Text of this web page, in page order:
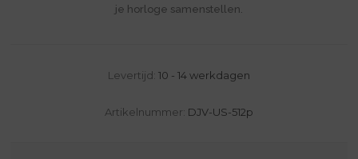
je horloge samenstellen.
Levertijd: 10 - 14 werkdagen
Artikelnummer: DJV-US-512p